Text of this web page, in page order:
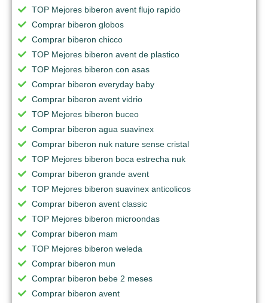
TOP Mejores biberon avent flujo rapido
Comprar biberon globos
Comprar biberon chicco
TOP Mejores biberon avent de plastico
TOP Mejores biberon con asas
Comprar biberon everyday baby
Comprar biberon avent vidrio
TOP Mejores biberon buceo
Comprar biberon agua suavinex
Comprar biberon nuk nature sense cristal
TOP Mejores biberon boca estrecha nuk
Comprar biberon grande avent
TOP Mejores biberon suavinex anticolicos
Comprar biberon avent classic
TOP Mejores biberon microondas
Comprar biberon mam
TOP Mejores biberon weleda
Comprar biberon mun
Comprar biberon bebe 2 meses
Comprar biberon avent